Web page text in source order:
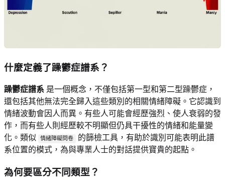
什麼定義了躁鬱症譜系？
躁鬱症譜系 是一個概念，不僅包括第一型和第二型躁鬱症，
還包括其他無法完全歸入這些類別的相關情緒障礙。它認識到
情緒波動會因人而異。有些人可能會經歷強烈、使人衰弱的發
作，而有些人則經歷較不明顯但仍具干擾性的情緒和能量變
化。類似
情緒障礙問卷
的篩檢工具，有助於識別可能表明此譜
系位置的模式，為與專業人士的對話提供寶貴的起點。
為何要區分不同類型？